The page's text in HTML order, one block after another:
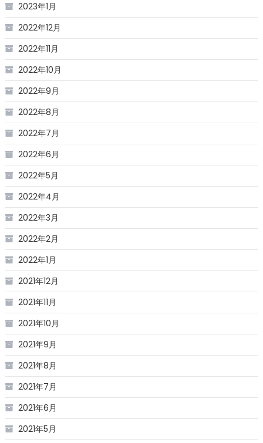
2023年1月
2022年12月
2022年11月
2022年10月
2022年9月
2022年8月
2022年7月
2022年6月
2022年5月
2022年4月
2022年3月
2022年2月
2022年1月
2021年12月
2021年11月
2021年10月
2021年9月
2021年8月
2021年7月
2021年6月
2021年5月